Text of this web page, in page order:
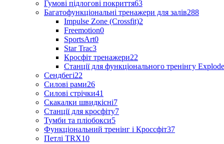
Гумові підлогові покриття63
Багатофункціональні тренажери для залів288
Impulse Zone (Crossfit)2
Freemotion0
SportsArt0
Star Trac3
Кросфіт тренажери22
Станції для функціонального тренінгу Explode
Сендбегі22
Силові рами26
Силові стрічки41
Скакалки швидкісні7
Станції для кросфіту7
Тумби та пліобокси5
Функціональний тренінг і Кроссфіт37
Петлі TRX10